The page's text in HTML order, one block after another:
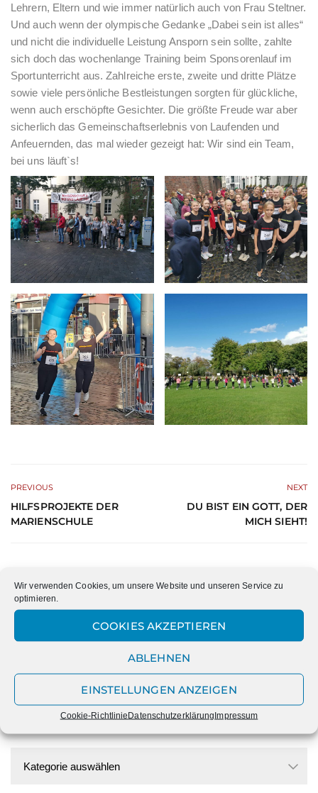
Wir verwenden Cookies, um unsere Website und unseren Service zu
optimieren.
COOKIES AKZEPTIEREN
ABLEHNEN
EINSTELLUNGEN ANZEIGEN
Cookie-RichtlinieDatenschutzerklärungImpressum
Lehrern, Eltern und wie immer natürlich auch von Frau Steltner.
Und auch wenn der olympische Gedanke „Dabei sein ist alles“
und nicht die individuelle Leistung Ansporn sein sollte, zahlte
sich doch das wochenlange Training beim Sponsorenlauf im
Sportunterricht aus. Zahlreiche erste, zweite und dritte Plätze
sowie viele persönliche Bestleistungen sorgten für glückliche,
wenn auch erschöpfte Gesichter. Die größte Freude war aber
sicherlich das Gemeinschaftserlebnis von Laufenden und
Anfeuernden, das mal wieder gezeigt hat: Wir sind ein Team,
bei uns läuft`s!
PREVIOUS
HILFSPROJEKTE DER
MARIENSCHULE
NEXT
DU BIST EIN GOTT, DER
MICH SIEHT!